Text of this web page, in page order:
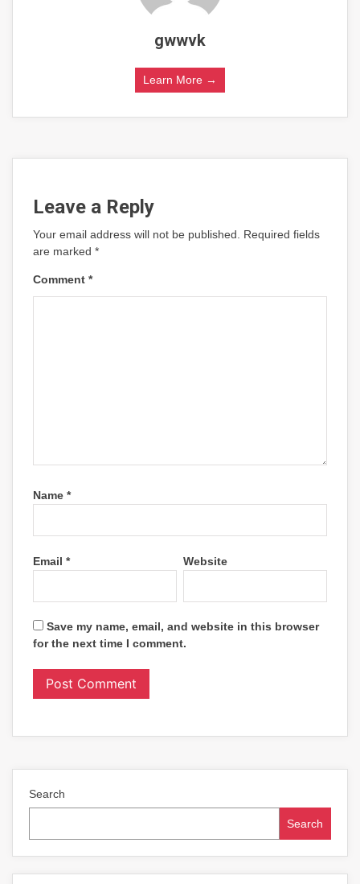
gwwvk
Learn More →
Leave a Reply
Your email address will not be published.
Required fields
are marked *
Comment *
Name *
Email * Website
Save my name, email, and website in this browser
for the next time I comment.
Search
Search